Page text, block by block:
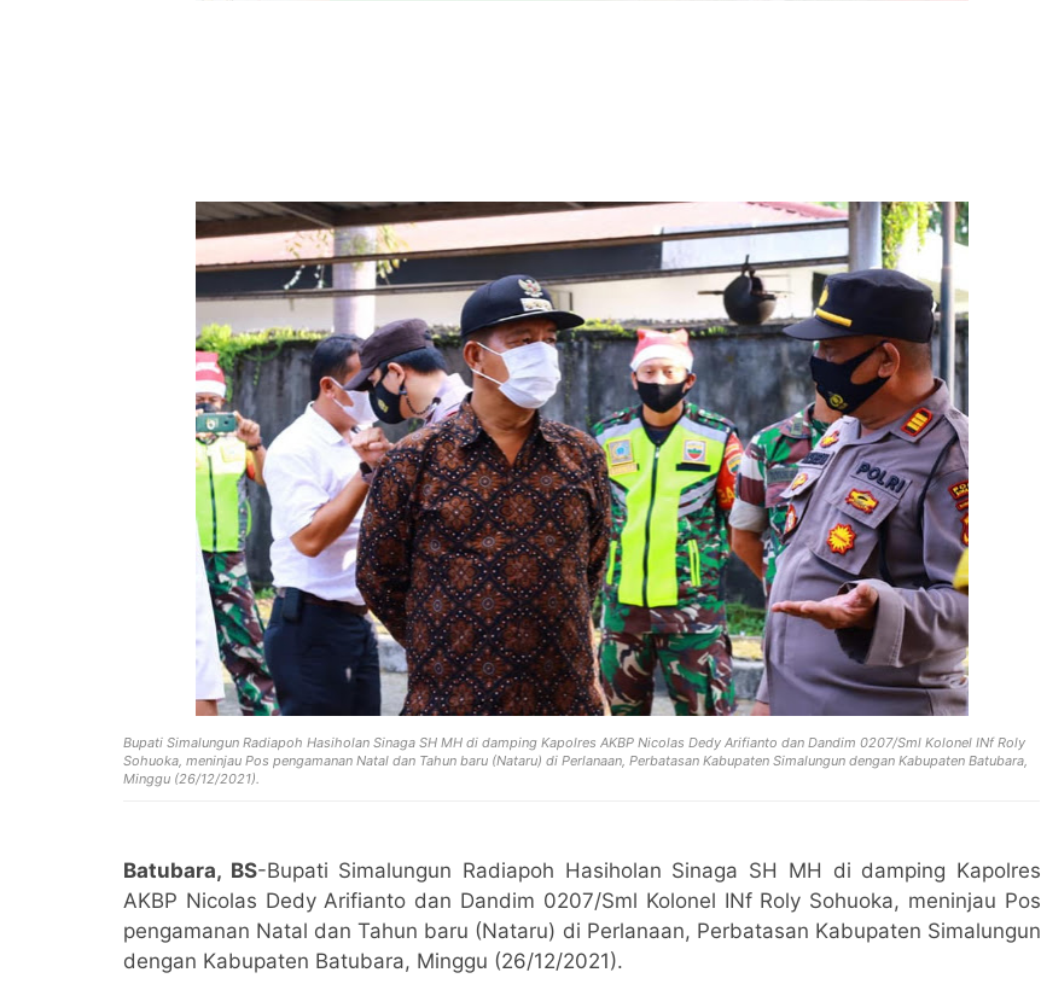
Bupati Simalungun Radiapoh Hasiholan Sinaga SH MH di damping Kapolres AKBP Nicolas Dedy Arifianto dan Dandim 0207/Sml Kolonel INf Roly
Sohuoka, meninjau Pos pengamanan Natal dan Tahun baru (Nataru) di Perlanaan, Perbatasan Kabupaten Simalungun dengan Kabupaten Batubara,
Minggu (26/12/2021).
Batubara, BS-Bupati Simalungun Radiapoh Hasiholan Sinaga SH MH di damping Kapolres
AKBP Nicolas Dedy Arifianto dan Dandim 0207/Sml Kolonel INf Roly Sohuoka, meninjau Pos
pengamanan Natal dan Tahun baru (Nataru) di Perlanaan, Perbatasan Kabupaten Simalungun
dengan Kabupaten Batubara, Minggu (26/12/2021).